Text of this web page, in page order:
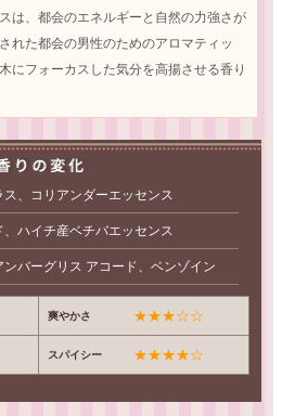
は、都会のエネルギーと自然の力強さが
れた都会の男性のためのアロマティッ
にフォーカスした気分を高揚させる香り
ス、コリアンダーエッセンス
ハイチ産ベチバエッセンス
ンバーグリス アコード、ベンゾイン
爽やかさ ★★★☆☆
スパイシー ★★★★☆